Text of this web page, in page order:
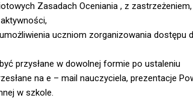
Zasadach Oceniania , z
uczniom zorganizowania dostępu do
być przysłane w dowolnej formie po
na e – mail nauczyciela, prezentacje
w szkole.